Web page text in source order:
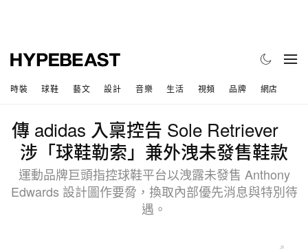
時裝 球鞋 藝文 設計 音樂 生活 視頻 品牌 網店
傳 adidas 入稟控告 Sole Retriever
涉「球鞋勒索」兼外洩未發售鞋款
運動品牌巨頭指控球鞋平台以洩露未發售 Anthony
Edwards 設計圖作要脅，換取內部優先消息與特別待
遇。